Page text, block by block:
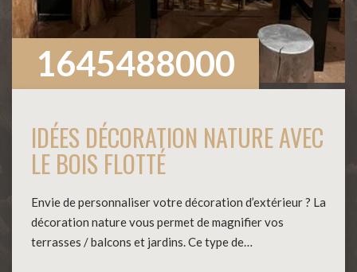
1645488000
IDÉES DÉCORATION NATURE AVEC
LE BOIS FLOTTÉ
Envie de personnaliser votre décoration d’extérieur ? La
décoration nature vous permet de magnifier vos
terrasses / balcons et jardins. Ce type de…